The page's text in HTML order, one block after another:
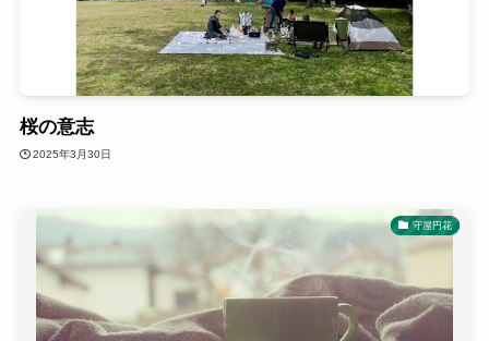
桜の意志
2025年3月30日
守屋円花